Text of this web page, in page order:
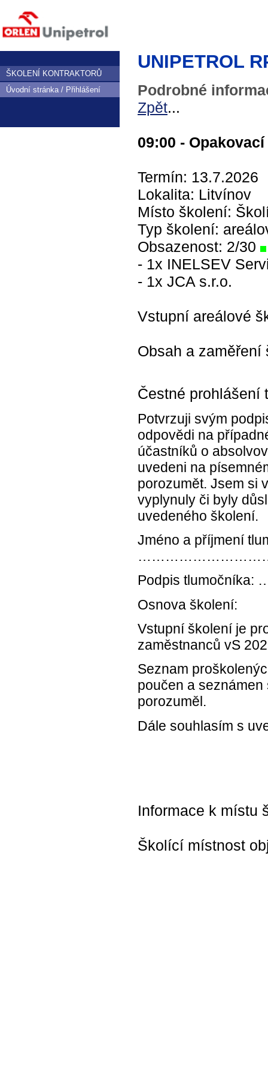
ŠKOLENÍ KONTRAKTORŮ
Úvodní stránka / Přihlášení
UNIPETROL
Podrobné
Zpět...
09:00 -
Termín: 13.7.2026
Lokalita: Litvínov
Místo školení:
Typ školení:
Obsazenost: 2/30
- 1x INELSEV
- 1x JCA s.r.o.
Vstupní areálové
Obsah a zaměření
Čestné prohlášení
Potvrzuji svým
odpovědi na
účastníků o
uvedeni na
porozumět. Jsem si
vyplynuly či byly
uvedeného školení.
Jméno a příjmení
Podpis
Osnova školení:
Vstupní školení je
zaměstnanců vS
Seznam
poučen a
porozuměl.
Dále souhlasím s
Informace k místu
Školící místnost